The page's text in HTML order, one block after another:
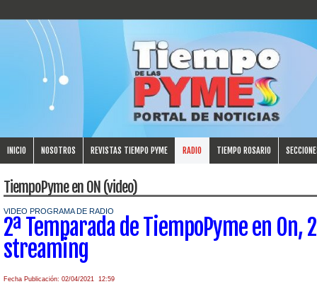
INICIO NOSOTROS REVISTAS TIEMPO PYME RADIO TIEMPO ROSARIO
TiempoPyme en ON (video)
VIDEO PROGRAMA DE RADIO
2ª Temparada de TiempoPyme en
streaming
Fecha Publicación: 02/04/2021 12:59